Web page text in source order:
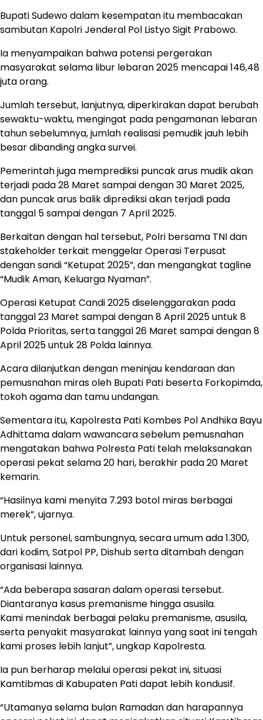
Bupati Sudewo dalam kesempatan itu membacakan
sambutan Kapolri Jenderal Pol Listyo Sigit Prabowo.
Ia menyampaikan bahwa potensi pergerakan
masyarakat selama libur lebaran 2025 mencapai 146,48
juta orang.
Jumlah tersebut, lanjutnya, diperkirakan dapat berubah
sewaktu-waktu, mengingat pada pengamanan lebaran
tahun sebelumnya, jumlah realisasi pemudik jauh lebih
besar dibanding angka survei.
Pemerintah juga memprediksi puncak arus mudik akan
terjadi pada 28 Maret sampai dengan 30 Maret 2025,
dan puncak arus balik diprediksi akan terjadi pada
tanggal 5 sampai dengan 7 April 2025.
Berkaitan dengan hal tersebut, Polri bersama TNI dan
stakeholder terkait menggelar Operasi Terpusat
dengan sandi “Ketupat 2025”, dan mengangkat tagline
“Mudik Aman, Keluarga Nyaman”.
Operasi Ketupat Candi 2025 diselenggarakan pada
tanggal 23 Maret sampai dengan 8 April 2025 untuk 8
Polda Prioritas, serta tanggal 26 Maret sampai dengan 8
April 2025 untuk 28 Polda lainnya.
Acara dilanjutkan dengan meninjau kendaraan dan
pemusnahan miras oleh Bupati Pati beserta Forkopimda,
tokoh agama dan tamu undangan.
Sementara itu, Kapolresta Pati Kombes Pol Andhika Bayu
Adhittama dalam wawancara sebelum pemusnahan
mengatakan bahwa Polresta Pati telah melaksanakan
operasi pekat selama 20 hari, berakhir pada 20 Maret
kemarin.
“Hasilnya kami menyita 7.293 botol miras berbagai
merek”, ujarnya.
Untuk personel, sambungnya, secara umum ada 1.300,
dari kodim, Satpol PP, Dishub serta ditambah dengan
organisasi lainnya.
“Ada beberapa sasaran dalam operasi tersebut.
Diantaranya kasus premanisme hingga asusila.
Kami menindak berbagai pelaku premanisme, asusila,
serta penyakit masyarakat lainnya yang saat ini tengah
kami proses lebih lanjut”, ungkap Kapolresta.
Ia pun berharap melalui operasi pekat ini, situasi
Kamtibmas di Kabupaten Pati dapat lebih kondusif.
“Utamanya selama bulan Ramadan dan harapannya